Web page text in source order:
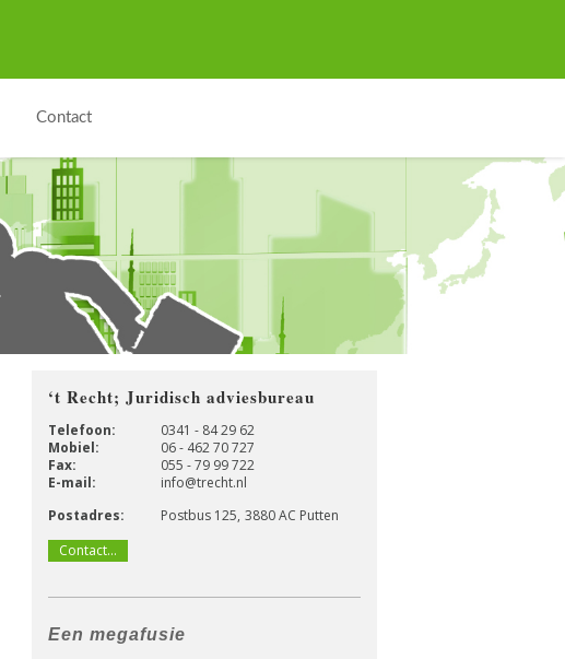
Contact
‘t Recht; Juridisch adviesbureau
Telefoon:
0341 - 84 29 62
Mobiel:
06 - 462 70 727
Fax:
055 - 79 99 722
E-mail:
info@trecht.nl
Postadres:
Postbus 125 3880 AC Putten
Contact...
Een megafusie